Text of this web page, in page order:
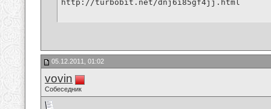
http://turbobit.net/dnj6i85gf4jj.html
05.12.2011, 01:02
vovin
Собеседник